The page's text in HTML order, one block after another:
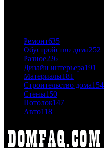
Ремонт635
Обустройство дома252
Разное226
Дизайн интерьера191
Материалы181
Строительство дома154
Стены150
Потолок147
Авто118